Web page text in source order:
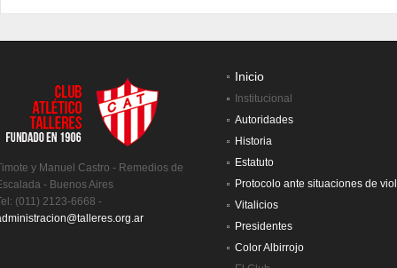
y Manuel Castro - Remedios de
- Buenos Aires
(011) 2123-6668 -
Inicio
Institucional
Autoridades
Historia
Estatuto
Protocolo ante situaciones de
Vitalicios
Presidentes
Color Albirrojo